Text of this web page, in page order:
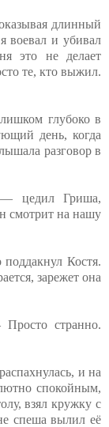
длинный
воевал и убивал
это не делает
те, кто выжил.
глубоко в
день, когда
разговор в
— цедил Гриша,
смотрит на нашу
Костя.
зарежет она
странно.
и на
спокойным,
взял кружку с
спеша вылил её